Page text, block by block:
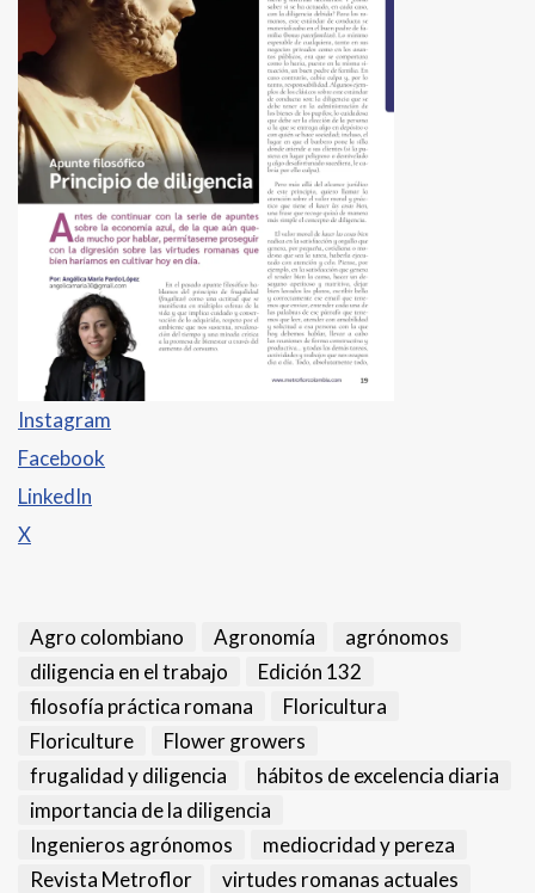
Instagram
Facebook
LinkedIn
X
Agro colombiano Agronomía
agrónomos
diligencia en el trabajo
Edición 132
filosofía práctica romana
Floricultura
Floriculture
Flower growers
frugalidad y diligencia
hábitos de excelencia diaria
importancia de la diligencia
Ingenieros agrónomos
mediocridad y pereza
Revista Metroflor
virtudes romanas actuales